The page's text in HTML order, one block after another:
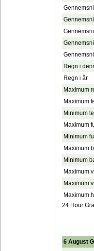
Regn i
Regn i år
Maximum
Maximum
Minimum
Maximum
Minimum
Maximum
Minimum
Maximum
Maximum
Maximum
24 Hour
6 August